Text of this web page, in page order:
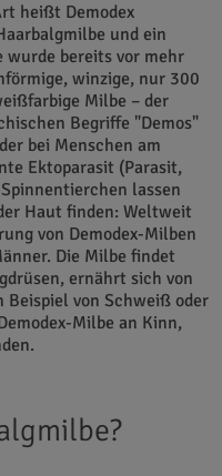
heißt Demodex
und ein
bereits vor mehr
winzige, nur 300
Milbe – der
Begriffe "Demos"
bei Menschen am
Ektoparasit (Parasit,
lassen
Haut finden: Weltweit
von Demodex-Milben
Die Milbe findet
ernährt sich von
von Schweiß oder
Milbe an Kinn,